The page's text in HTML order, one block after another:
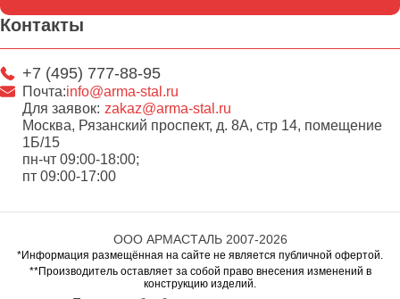
Контакты
+7 (495) 777-88-95
Почта:info@arma-stal.ru
Для заявок: zakaz@arma-stal.ru
Москва, Рязанский проспект, д. 8А, стр 14, помещение
1Б/15
пн-чт 09:00-18:00;
пт 09:00-17:00
ООО АРМАСТАЛЬ 2007-2026
*Информация размещённая на сайте не является публичной офертой.
**Производитель оставляет за собой право внесения изменений в
конструкцию изделий.